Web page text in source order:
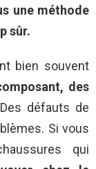
une méthode
sûr.
bien souvent
des
défauts de
Si vous
qui